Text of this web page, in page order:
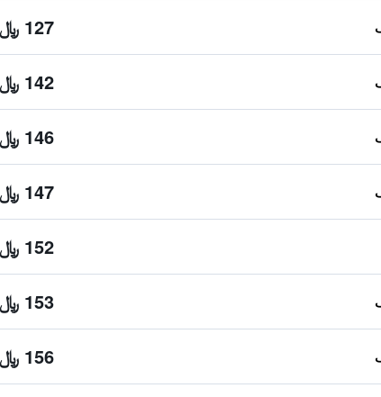
127 ﷼
142 ﷼
146 ﷼
147 ﷼
152 ﷼
153 ﷼
156 ﷼